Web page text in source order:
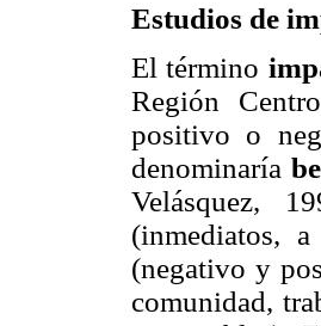
Estudios de
El término
Región
positivo o
denominaría
Velásquez,
(inmediatos,
(negativo y
comunidad,